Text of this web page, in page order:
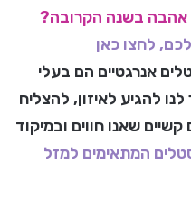
בשנה הקרובה?
לחצו כאן
אנרגטיים הם בעלי
להגיע לאיזון, להצליח
שאנו חווים ובמיקוד
המתאימים למזל